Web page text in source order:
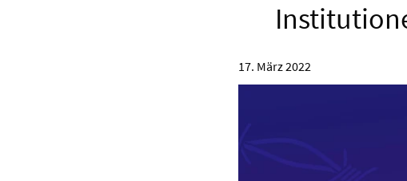
17. März 2022